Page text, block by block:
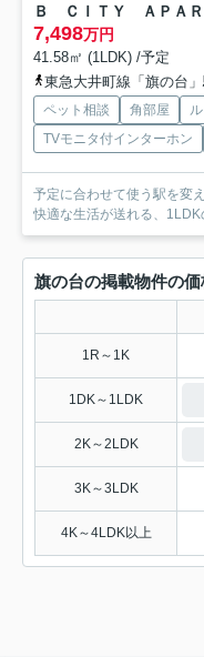
7,498万円
41.58㎡ (1LDK) /予定
東急大井町線「旗の台
ペット相談 角部屋
TVモニタ付インターホン
予定に合わせて使う駅を変
快適な生活が送れる、1LDK
旗の台の掲載物件の
1R～1K
1DK～1LDK
2K～2LDK
3K～3LDK
4K～4LDK以上